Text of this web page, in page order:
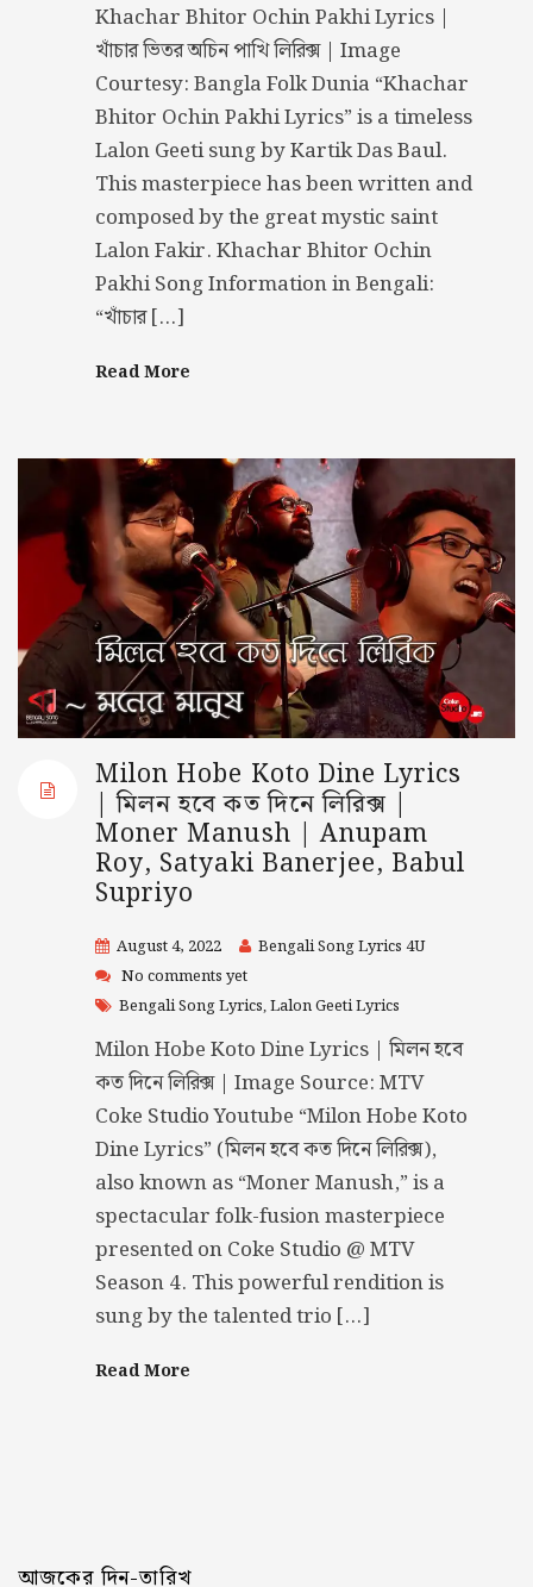
Khachar Bhitor Ochin Pakhi Lyrics |
খাঁচার ভিতর অচিন পাখি লিরিক্স | Image
Courtesy: Bangla Folk Dunia “Khachar
Bhitor Ochin Pakhi Lyrics” is a timeless
Lalon Geeti sung by Kartik Das Baul.
This masterpiece has been written and
composed by the great mystic saint
Lalon Fakir. Khachar Bhitor Ochin
Pakhi Song Information in Bengali:
“খাঁচার […]
Read More
Milon Hobe Koto Dine Lyrics
| মিলন হবে কত দিনে লিরিক্স |
Moner Manush | Anupam
Roy, Satyaki Banerjee, Babul
Supriyo
August 4, 2022
Bengali Song Lyrics 4U
No comments yet
Bengali Song Lyrics, Lalon Geeti Lyrics
Milon Hobe Koto Dine Lyrics | মিলন হবে
কত দিনে লিরিক্স | Image Source: MTV
Coke Studio Youtube “Milon Hobe Koto
Dine Lyrics” (মিলন হবে কত দিনে লিরিক্স),
also known as “Moner Manush,” is a
spectacular folk-fusion masterpiece
presented on Coke Studio @ MTV
Season 4. This powerful rendition is
sung by the talented trio […]
Read More
আজকের দিন-তারিখ